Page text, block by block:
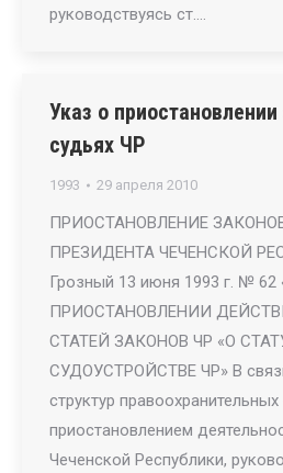
руководствуясь ст.…
Указ о
судьях ЧР
1993 29 апреля 2010
ПРИОСТАНОВЛЕНИЕ
ПРЕЗИДЕНТА ЧЕЧЕНСКОЙ
Грозный 13 июня 1993 г. № 62
ПРИОСТАНОВЛЕНИИ
СТАТЕЙ ЗАКОНОВ ЧР «О
СУДОУСТРОЙСТВЕ ЧР» В
структур
приостановлением
Чеченской Республики,